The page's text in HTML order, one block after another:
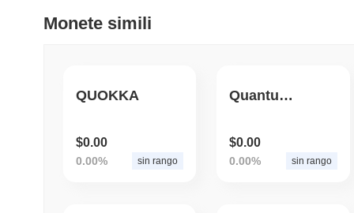
4.99%
Monete simili
QUOKKA
$0.00
0.00% sin rango
QuantumQuill
$0.00
0.00% sin rango